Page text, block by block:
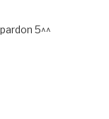
5^^